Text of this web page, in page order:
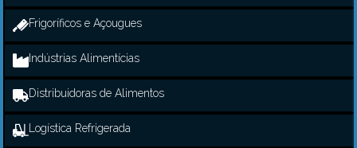
Frigoríficos e Açougues
Indústrias Alimentícias
Distribuidoras de Alimentos
Logística Refrigerada